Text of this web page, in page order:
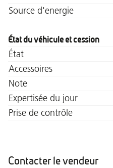
Source d'energie
État du véhicule et cession
État
Accessoires
Note
Expertisée du jour
Prise de contrôle
Contacter le vendeur